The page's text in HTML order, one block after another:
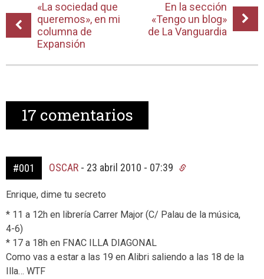
«La sociedad que
queremos», en mi
columna de
Expansión
En la sección
«Tengo un blog»
de La Vanguardia
17 comentarios
#001 OSCAR - 23 abril 2010 - 07:39
Enrique, dime tu secreto
* 11 a 12h en librería Carrer Major (C/ Palau de la música,
4-6)
* 17 a 18h en FNAC ILLA DIAGONAL
Como vas a estar a las 19 en Alibri saliendo a las 18 de la
Illa… WTF